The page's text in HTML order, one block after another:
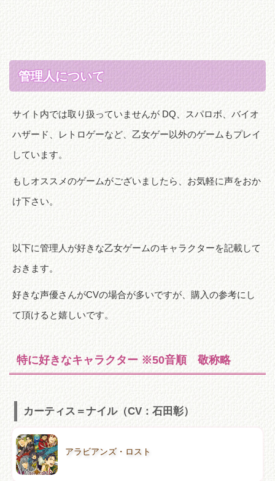
管理人について
サイト内では取り扱っていませんが DQ、スパロボ、バイオ
ハザード、レトロゲーなど、乙女ゲー以外のゲームもプレイ
しています。
もしオススメのゲームがございましたら、お気軽に声をおか
け下さい。
以下に管理人が好きな乙女ゲームのキャラクターを記載して
おきます。
好きな声優さんがCVの場合が多いですが、購入の参考にし
て頂けると嬉しいです。
特に好きなキャラクター ※50音順 敬称略
カーティス＝ナイル（CV：石田彰）
アラビアンズ・ロスト